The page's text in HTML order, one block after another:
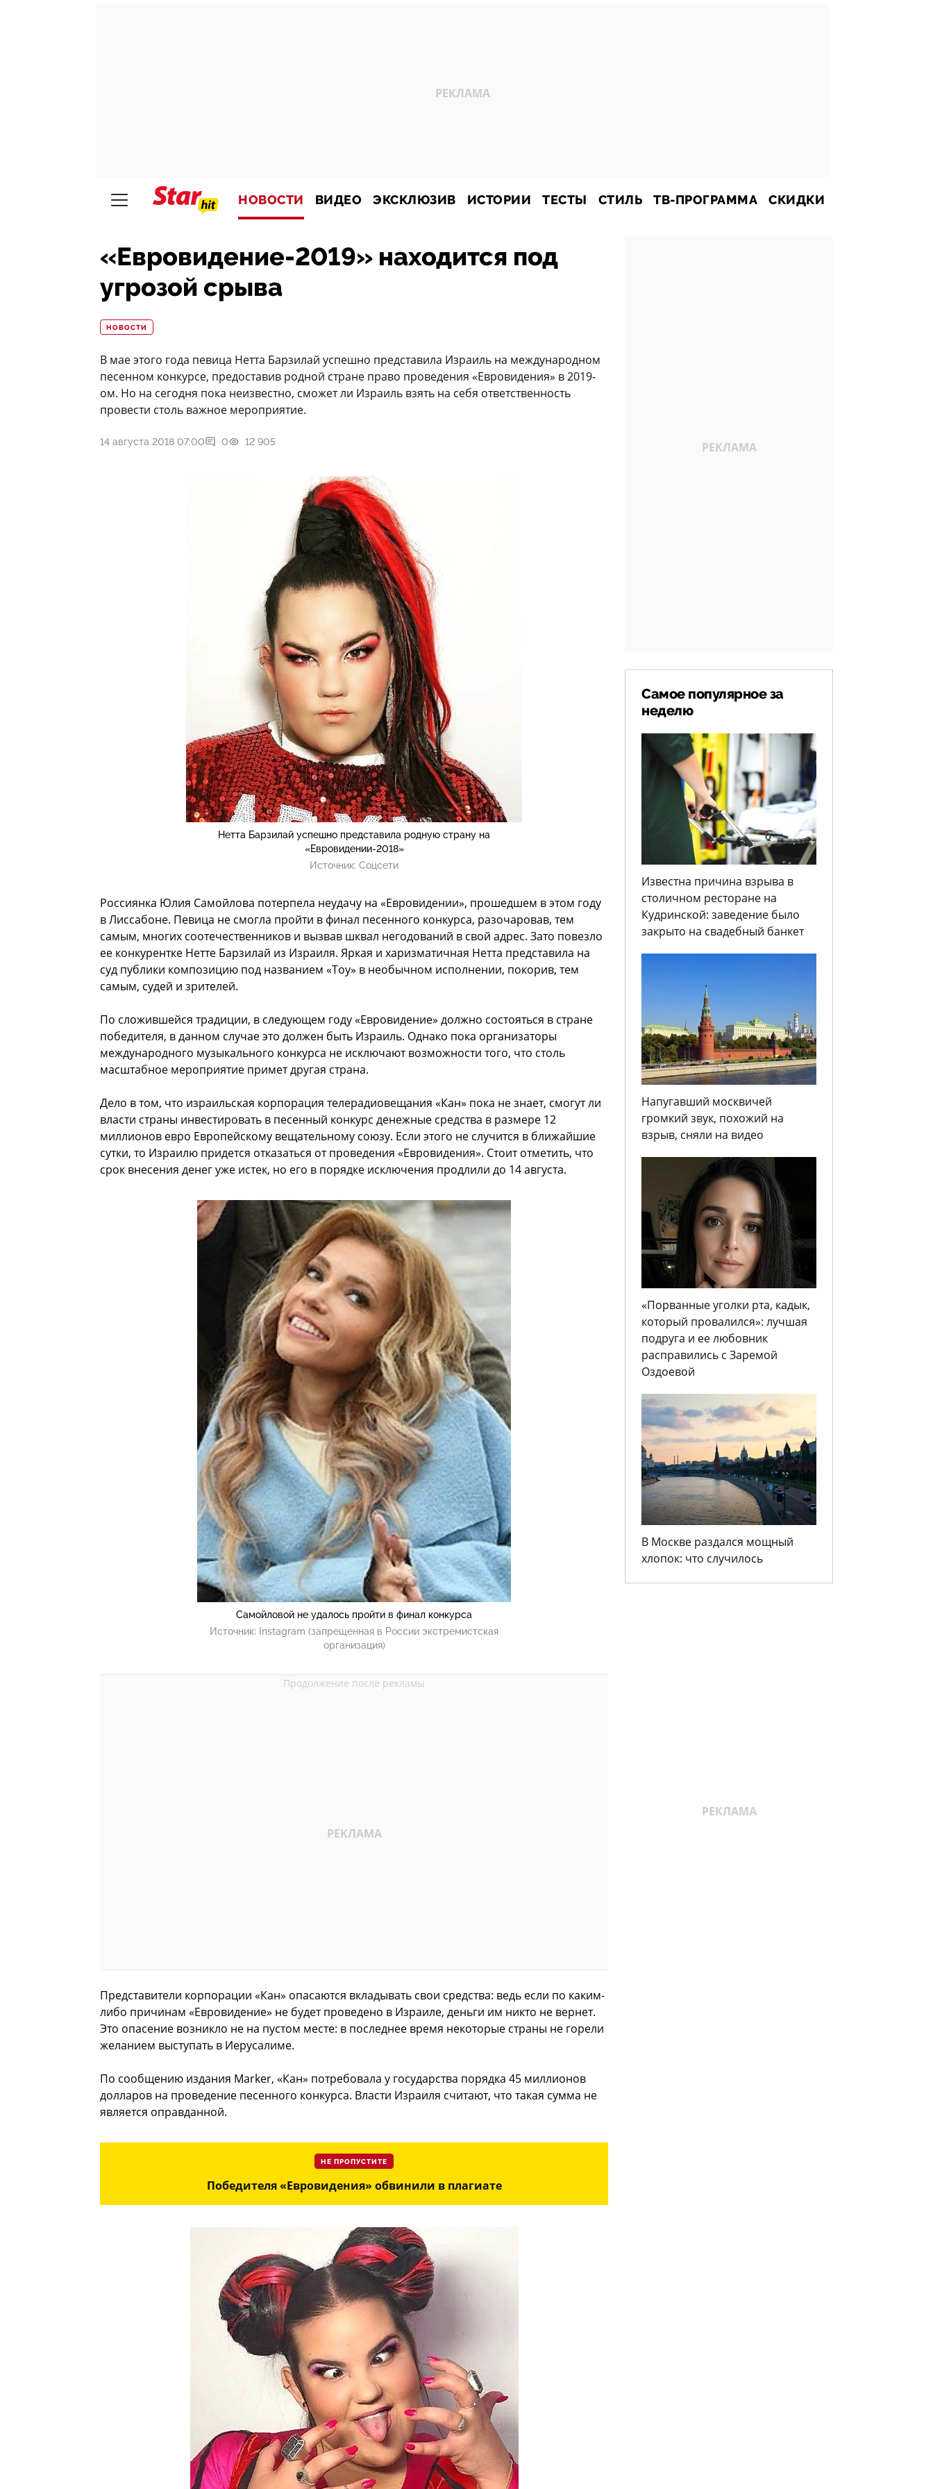
НОВОСТИ ВИДЕО ЭКСКЛЮЗИВ ИСТОРИИ ТЕСТЫ СТИЛЬ ТВ-ПРОГРАММА СКИДКИ
«Евровидение-2019» находится под
угрозой срыва
НОВОСТИ
В мае этого года певица Нетта Барзилай успешно представила Израиль на международном
песенном конкурсе, предоставив родной стране право проведения «Евровидения» в 2019-
ом. Но на сегодня пока неизвестно, сможет ли Израиль взять на себя ответственность
провести столь важное мероприятие.
14 августа 2018 07:00 0 12 905
Нетта Барзилай успешно представила родную страну на
«Евровидении-2018»
Источник: Соцсети
Россиянка Юлия Самойлова потерпела неудачу на «Евровидении», прошедшем в этом году
в Лиссабоне. Певица не смогла пройти в финал песенного конкурса, разочаровав, тем
самым, многих соотечественников и вызвав шквал негодований в свой адрес. Зато повезло
ее конкурентке Нетте Барзилай из Израиля. Яркая и харизматичная Нетта представила на
суд публики композицию под названием «Toy» в необычном исполнении, покорив, тем
самым, судей и зрителей.
По сложившейся традиции, в следующем году «Евровидение» должно состояться в стране
победителя, в данном случае это должен быть Израиль. Однако пока организаторы
международного музыкального конкурса не исключают возможности того, что столь
масштабное мероприятие примет другая страна.
Дело в том, что израильская корпорация телерадиовещания «Кан» пока не знает, смогут ли
власти страны инвестировать в песенный конкурс денежные средства в размере 12
миллионов евро Европейскому вещательному союзу. Если этого не случится в ближайшие
сутки, то Израилю придется отказаться от проведения «Евровидения». Стоит отметить, что
срок внесения денег уже истек, но его в порядке исключения продлили до 14 августа.
Самойловой не удалось пройти в финал конкурса
Источник:
Instagram (запрещенная в России экстремистская
организация)
Представители корпорации «Кан» опасаются вкладывать свои средства: ведь если по каким-
либо причинам «Евровидение» не будет проведено в Израиле, деньги им никто не вернет.
Это опасение возникло не на пустом месте: в последнее время некоторые страны не горели
желанием выступать в Иерусалиме.
По сообщению издания Marker, «Кан» потребовала у государства порядка 45 миллионов
долларов на проведение песенного конкурса. Власти Израиля считают, что такая сумма не
является оправданной.
НЕ ПРОПУСТИТЕ
Победителя «Евровидения» обвинили в плагиате
Самое популярное за
неделю
Известна причина взрыва в
столичном ресторане на
Кудринской: заведение было
закрыто на свадебный банкет
Напугавший москвичей
громкий звук, похожий на
взрыв, сняли на видео
«Порванные уголки рта, кадык,
который провалился»: лучшая
подруга и ее любовник
расправились с Заремой
Оздоевой
В Москве раздался мощный
хлопок: что случилось